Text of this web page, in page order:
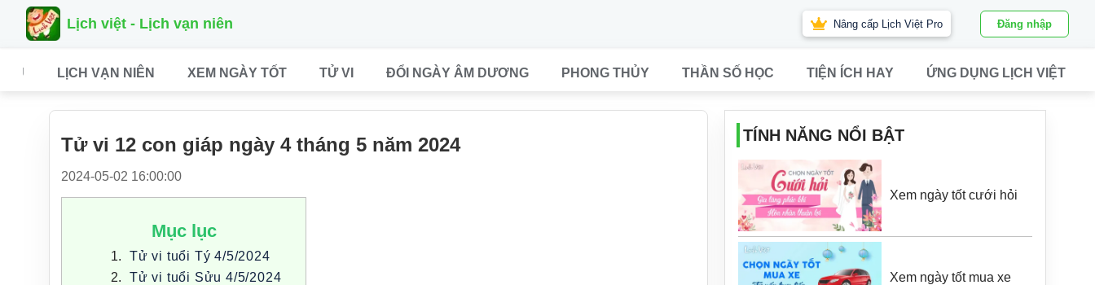
Lịch việt - Lịch vạn niên Nâng cấp Lịch Việt Pro Đăng nhập
LỊCH VẠN NIÊN XEM NGÀY TỐT TỬ VI ĐỔI NGÀY ÂM DƯƠNG PHONG THỦY THẦN SỐ HỌC TIỆN ÍCH HAY ỨNG DỤNG LỊCH VIỆT
Tử vi 12 con giáp ngày 4 tháng 5 năm 2024
2024-05-02 16:00:00
Mục lục
Tử vi tuổi Tý 4/5/2024
Tử vi tuổi Sửu 4/5/2024
TÍNH NĂNG NỔI BẬT
Xem ngày tốt cưới hỏi
Xem ngày tốt mua xe